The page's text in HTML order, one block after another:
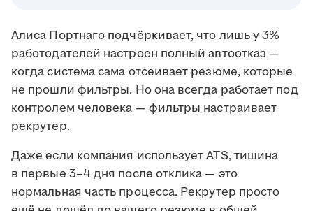
Алиса Портнаго подчёркивает, что лишь у 3%
работодателей настроен полный автоотказ —
когда система сама отсеивает резюме, которые
не прошли фильтры. Но она всегда работает под
контролем человека — фильтры настраивает
рекрутер.
Даже если компания использует ATS, тишина
в первые 3–4 дня после отклика — это
нормальная часть процесса. Рекрутер просто